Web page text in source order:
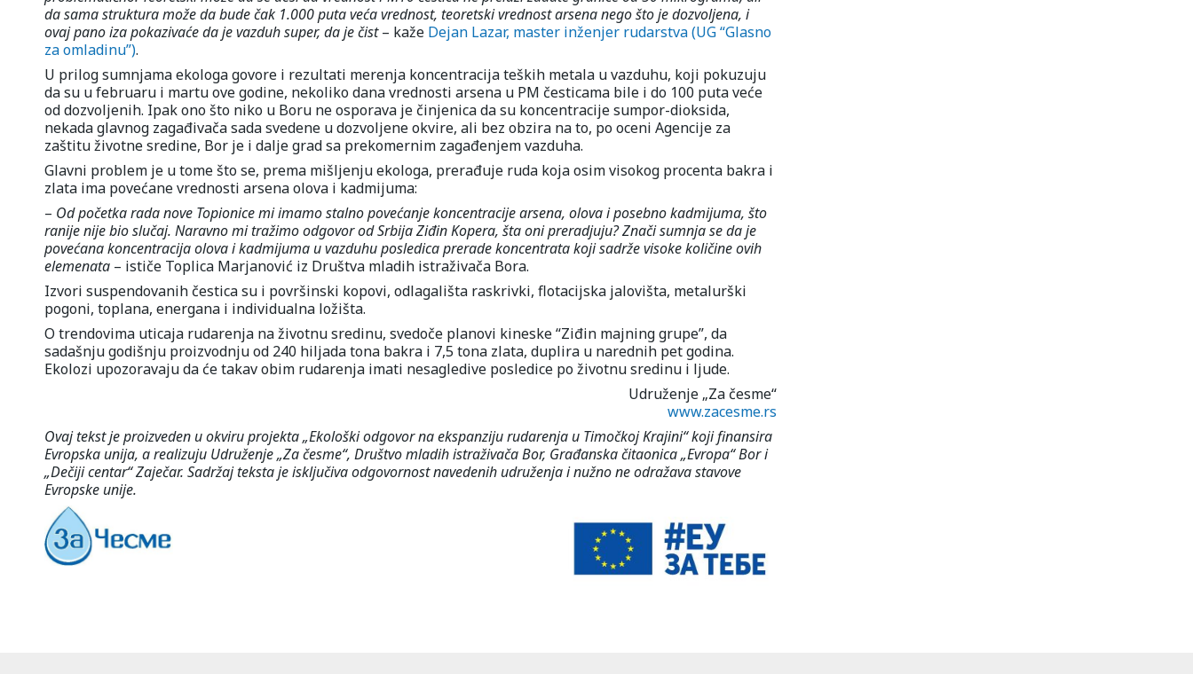
da sama struktura može da bude čak 1.000 puta veća vrednost, teoretski vrednost arsena nego što je dozvoljena, i
ovaj pano iza pokazivaće da je vazduh super, da je čist– kaže Dejan Lazar, master inženjer rudarstva (UG “Glasno
za omladinu”).
U prilog sumnjama ekologa govore i rezultati merenja koncentracija teških metala u vazduhu, koji pokuzuju
da su u februaru i martu ove godine, nekoliko dana vrednosti arsena u PM česticama bile i do 100 puta veće
od dozvoljenih. Ipak ono što niko u Boru ne osporava je činjenica da su koncentracije sumpor-dioksida,
nekada glavnog zagađivača sada svedene u dozvoljene okvire, ali bez obzira na to, po oceni Agencije za
zaštitu životne sredine, Bor je i dalje grad sa prekomernim zagađenjem vazduha.
Glavni problem je u tome što se, prema mišljenju ekologa, prerađuje ruda koja osim visokog procenta bakra i
zlata ima povećane vrednosti arsena olova i kadmijuma:
– Od početka rada nove Topionice mi imamo stalno povećanje koncentracije arsena, olova i posebno kadmijuma, što
ranije nije bio slučaj. Naravno mi tražimo odgovor od Srbija Ziđin Kopera, šta oni preradjuju? Znači sumnja se da je
povećana koncentracija olova i kadmijuma u vazduhu posledica prerade koncentrata koji sadrže visoke količine ovih
elemenata – ističe Toplica Marjanović iz Društva mladih istraživača Bora.
Izvori suspendovanih čestica su i površinski kopovi, odlagališta raskrivki, flotacijska jalovišta, metalurški
pogoni, toplana, energana i individualna ložišta.
O trendovima uticaja rudarenja na životnu sredinu, svedoče planovi kineske “Ziđin majning grupe”, da
sadašnju godišnju proizvodnju od 240 hiljada tona bakra i 7,5 tona zlata, duplira u narednih pet godina.
Ekolozi upozoravaju da će takav obim rudarenja imati nesagledive posledice po životnu sredinu i ljude.
Udruženje „Za česme“
www.zacesme.rs
Ovaj tekst je proizveden u okviru projekta „Ekološki odgovor na ekspanziju rudarenja u Timočkoj Krajini“ koji finansira
Evropska unija, a realizuju Udruženje „Za česme“, Društvo mladih istraživača Bor, Građanska čitaonica „Evropa“ Bor i
„Dečiji centar“ Zaječar. Sadržaj teksta je isključiva odgovornost navedenih udruženja i nužno ne odražava stavove
Evropske unije.